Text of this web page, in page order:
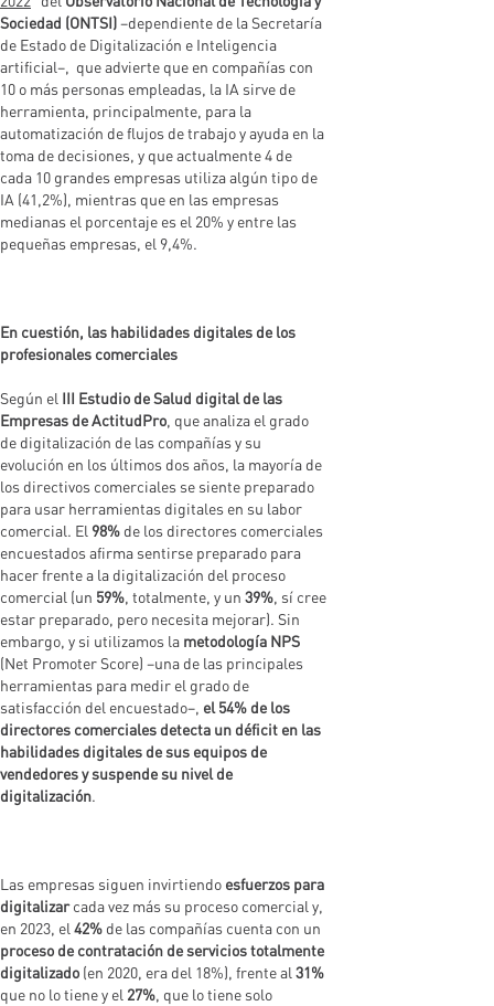
Sociedad (ONTSI)–dependiente de la Secretaría
de Estado de Digitalización e Inteligencia
artificial–, que advierte que en compañías con
10 o más personas empleadas, la IA sirve de
herramienta, principalmente, para la
automatización de flujos de trabajo y ayuda en la
toma de decisiones, y que actualmente 4 de
cada 10 grandes empresas utiliza algún tipo de
IA (41,2%), mientras que en las empresas
medianas el porcentaje es el 20% y entre las
pequeñas empresas, el 9,4%.
En cuestión, las habilidades digitales de los
profesionales comerciales
Según el III Estudio de Salud digital de las
Empresas de ActitudPro, que analiza el grado
de digitalización de las compañías y su
evolución en los últimos dos años, la mayoría de
los directivos comerciales se siente preparado
para usar herramientas digitales en su labor
comercial. El 98% de los directores comerciales
encuestados afirma sentirse preparado para
hacer frente a la digitalización del proceso
comercial (un 59%, totalmente, y un 39%, sí cree
estar preparado, pero necesita mejorar). Sin
embargo, y si utilizamos la metodología NPS
(Net Promoter Score) –una de las principales
herramientas para medir el grado de
satisfacción del encuestado–, el 54% de los
directores comerciales detecta un déficit en las
habilidades digitales de sus equipos de
vendedores y suspende su nivel de
digitalización.
Las empresas siguen invirtiendo esfuerzos para
digitalizarcada vez más su proceso comercial y,
en 2023, el42% de las compañías cuenta con un
proceso de contratación de servicios totalmente
digitalizado (en 2020, era del 18%), frente al31%
que no lo tiene y el 27%, que lo tiene solo